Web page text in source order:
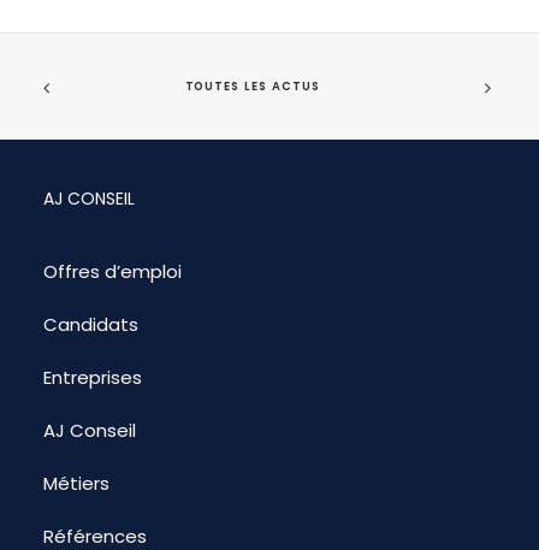
TOUTES LES ACTUS
AJ CONSEIL
Offres d’emploi
Candidats
Entreprises
AJ Conseil
Métiers
Références